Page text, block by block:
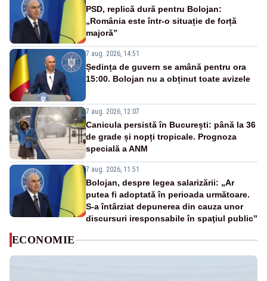
PSD, replică dură pentru Bolojan:
„România este într-o situație de forță
majoră”
7 aug. 2026, 14:51
Ședința de guvern se amână pentru ora
15:00. Bolojan nu a obținut toate avizele
7 aug. 2026, 12:07
Canicula persistă în București: până la 36
de grade și nopți tropicale. Prognoza
specială a ANM
7 aug. 2026, 11:51
Bolojan, despre legea salarizării: „Ar
putea fi adoptată în perioada următoare.
S-a întârziat depunerea din cauza unor
discursuri iresponsabile în spaţiul public”
ECONOMIE